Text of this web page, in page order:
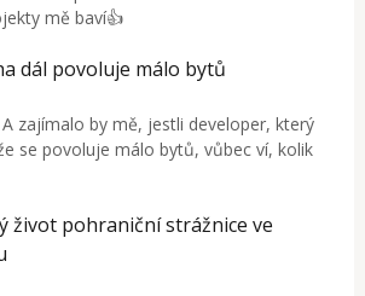
mě baví👍
dál povoluje málo bytů
A zajímalo by mě, jestli developer, který
se povoluje málo bytů, vůbec ví, kolik
život pohraniční strážnice ve